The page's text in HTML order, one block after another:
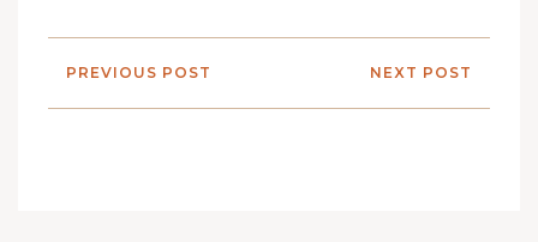
PREVIOUS POST NEXT POST